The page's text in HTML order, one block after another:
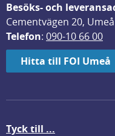
Besöks- och
Cementvägen 20, Umeå
Telefon: 090-10 66 00
Hitta till FOI Umeå
Tyck till ...